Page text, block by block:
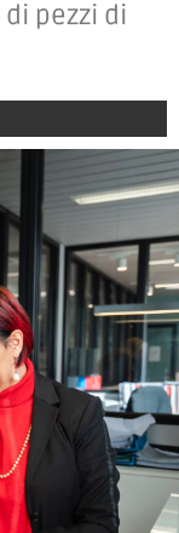
vendita
pezzi di